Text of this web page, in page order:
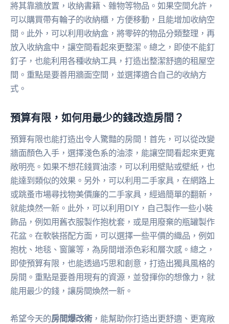
將其靠牆放置，收納書籍、雜物等物品。如果空間允許，
可以購買帶有輪子的收納櫃，方便移動，且能增加收納空
間。此外，可以利用收納盒，將零碎的物品分類整理，再
放入收納盒中，讓空間看起來更整潔。總之，即使不能釘
釘子，也能利用各種收納工具，打造出整潔舒適的租屋空
間。重點是要善用牆面空間，並選擇適合自己的收納方
式。
預算有限，如何用最少的錢改造房間？
預算有限也能打造出令人驚豔的房間！首先，可以從改變
牆面顏色入手，選擇淺色系的油漆，能讓空間看起來更寬
敞明亮。如果不想花錢買油漆，可以利用壁貼或壁紙，也
能達到類似的效果。另外，可以利用二手家具，在網路上
或跳蚤市場尋找物美價廉的二手家具，經過簡單的翻新，
就能焕然一新。此外，可以利用DIY，自己製作一些小裝
飾品，例如用舊衣服製作抱枕套，或是用廢棄的瓶罐製作
花盆。在軟裝搭配方面，可以選擇一些平價的織品，例如
抱枕、地毯、窗簾等，為房間增添色彩和層次感。總之，
即使預算有限，也能透過巧思和創意，打造出獨具風格的
房間。重點是要善用現有的資源，並發揮你的想像力，就
能用最少的錢，讓房間煥然一新。
希望今天的房間爆改術，能幫助你打造出更舒適、更寬敞